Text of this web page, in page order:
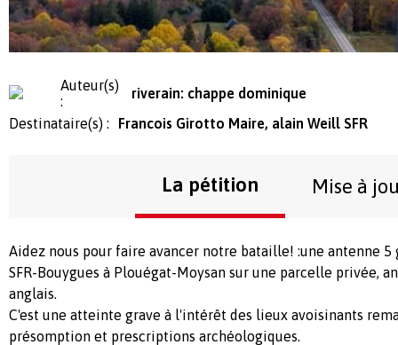
Auteur(s)
:
riverain: chappe dominique
Destinataire(s) :
Francois Girotto Maire, alain Weill SFR
La pétition Mise à
Aidez nous pour faire avancer notre bataille! :une antenne
SFR-Bouygues à Plouégat-Moysan sur une parcelle privée,
anglais.
C'est une atteinte grave à l'intérêt des lieux avoisinants
présomption et prescriptions archéologiques.